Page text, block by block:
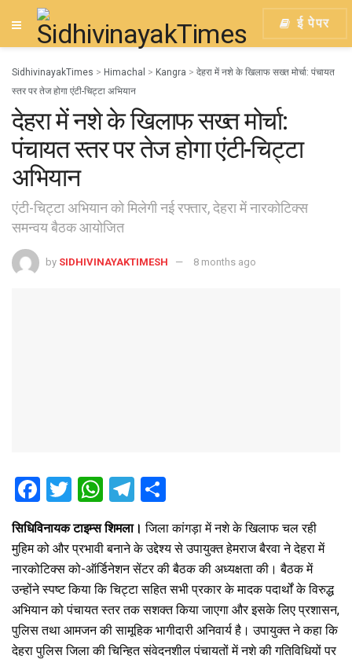
ई पेपर
SidhivinayakTimes > Himachal > Kangra > देहरा में नशे के खिलाफ सख्त मोर्चा: पंचायत
स्तर पर तेज होगा एंटी-चिट्टा अभियान
देहरा में नशे के खिलाफ सख्त मोर्चा:
पंचायत स्तर पर तेज होगा एंटी-चिट्टा
अभियान
एंटी-चिट्टा अभियान को मिलेगी नई रफ्तार, देहरा में नारकोटिक्स
समन्वय बैठक आयोजित
by SIDHIVINAYAKTIMESH 8 months ago
F
a
ce
b
o
o
k
T
tt
er
W
h
at
s
A
p
p
T
el
e
gr
a
m
ar
e
सिधिविनायक टाइम्स शिमला।जिला कांगड़ा में नशे के खिलाफ चल रही
मुहिम को और प्रभावी बनाने के उद्देश्य से उपायुक्त हेमराज बैरवा ने देहरा में
नारकोटिक्स को-ऑर्डिनेशन सेंटर की बैठक की अध्यक्षता की। बैठक में
उन्होंने स्पष्ट किया कि चिट्टा सहित सभी प्रकार के मादक पदार्थों के विरुद्ध
अभियान को पंचायत स्तर तक सशक्त किया जाएगा और इसके लिए प्रशासन,
पुलिस तथा आमजन की सामूहिक भागीदारी अनिवार्य है। उपायुक्त ने कहा कि
देहरा पुलिस जिला की चिन्हित संवेदनशील पंचायतों में नशे की गतिविधियों पर